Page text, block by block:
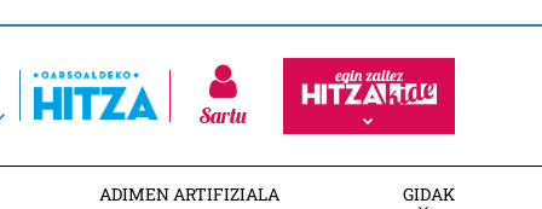
Sartu
ADIMEN ARTIFIZIALA GIDAK